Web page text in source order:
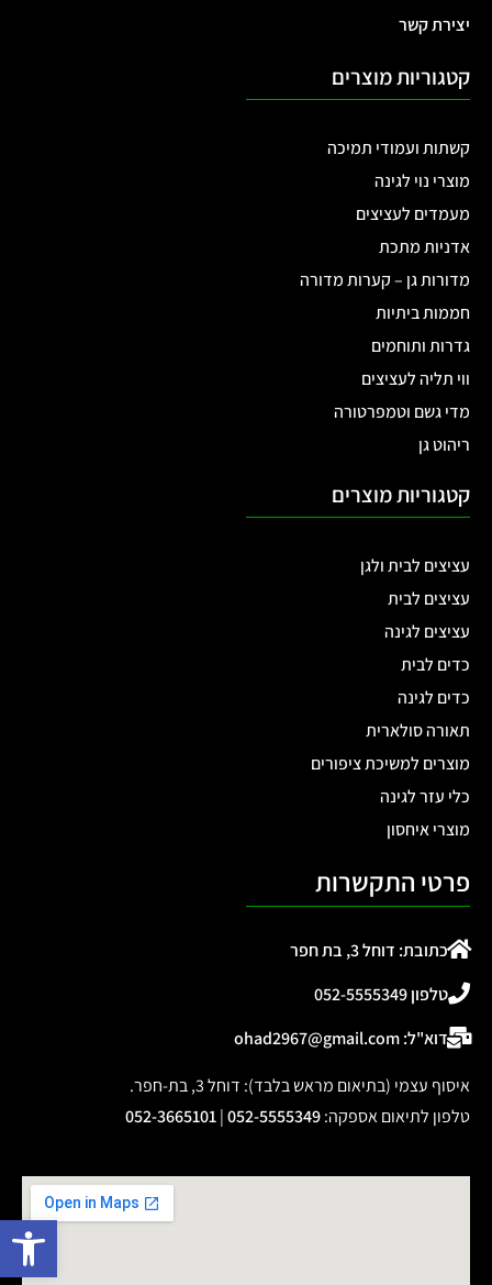
יצירת קשר
קטגוריות מוצרים
קשתות ועמודי תמיכה
מוצרי נוי לגינה
מעמדים לעציצים
אדניות מתכת
מדורות גן – קערות מדורה
חממות ביתיות
גדרות ותוחמים
ווי תליה לעציצים
מדי גשם וטמפרטורה
ריהוט גן
קטגוריות מוצרים
עציצים לבית ולגן
עציצים לבית
עציצים לגינה
כדים לבית
כדים לגינה
תאורה סולארית
מוצרים למשיכת ציפורים
כלי עזר לגינה
מוצרי איחסון
פרטי התקשרות
כתובת: דוחל 3, בת חפר
טלפון 052-5555349
דוא"ל: ohad2967@gmail.com
איסוף עצמי (בתיאום מראש בלבד): דוחל 3, בת-חפר.
טלפון לתיאום אספקה:
052-5555349
|
052-3665101